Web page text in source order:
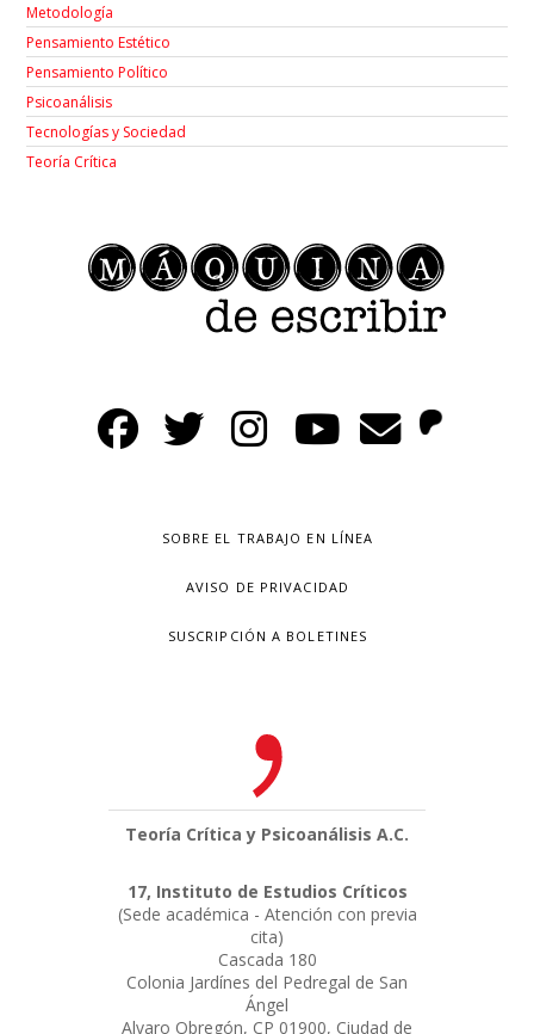
Metodología
Pensamiento Estético
Pensamiento Político
Psicoanálisis
Tecnologías y Sociedad
Teoría Crítica
SOBRE EL TRABAJO EN LÍNEA
AVISO DE PRIVACIDAD
SUSCRIPCIÓN A BOLETINES
Teoría Crítica y Psicoanálisis A.C.
17, Instituto de Estudios Críticos
(Sede académica - Atención con previa
cita)
Cascada 180
Colonia Jardínes del Pedregal de San
Ángel
Alvaro Obregón, CP 01900, Ciudad de